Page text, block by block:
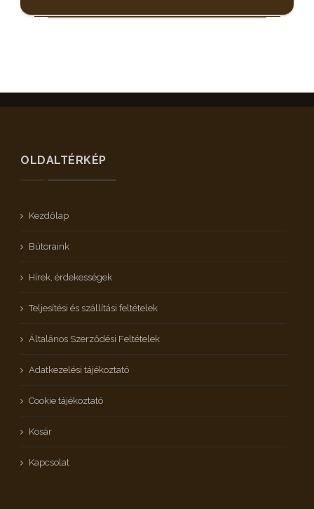
OLDALTÉRKÉP
Kezdőlap
Bútoraink
Hírek, érdekességek
Teljesítési és szállítási feltételek
Általános Szerződési Feltételek
Adatkezelési tájékoztató
Cookie tájékoztató
Kosár
Kapcsolat